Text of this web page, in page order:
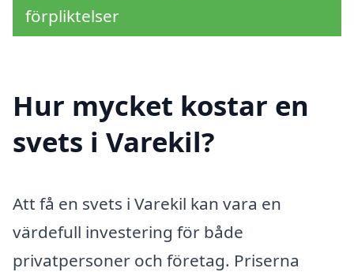
förpliktelser
Hur mycket kostar en
svets i Varekil?
Att få en svets i Varekil kan vara en
värdefull investering för både
privatpersoner och företag. Priserna